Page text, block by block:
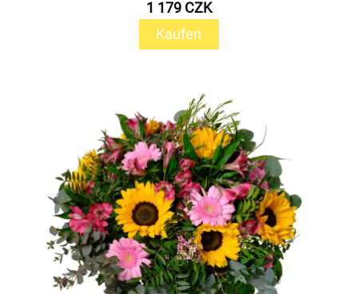
1 179 CZK
Kaufen